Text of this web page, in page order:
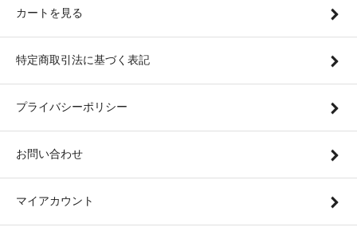
カートを見る
特定商取引法に基づく表記
プライバシーポリシー
お問い合わせ
マイアカウント